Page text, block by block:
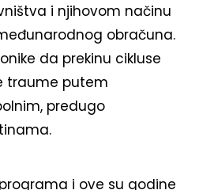
i njihovom načinu
obračuna.
da prekinu cikluse
traume putem
predugo
i ove su godine